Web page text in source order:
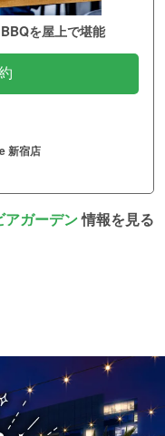
を屋上で堪能
新宿店
アガーデン情報を見る